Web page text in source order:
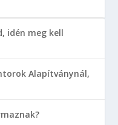
idén meg kell
Alapítványnál,